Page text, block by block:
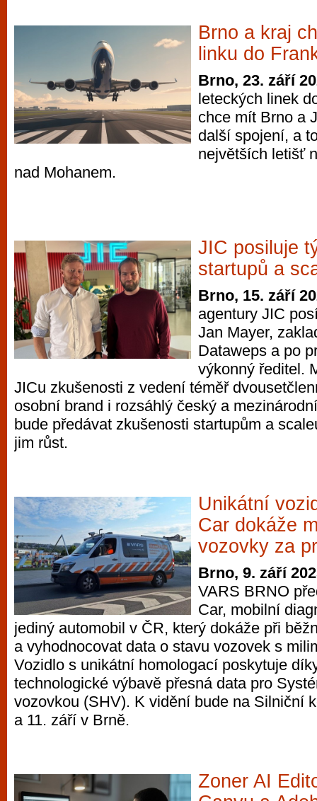
Brno a kraj
linku do
Brno, 23. září
leteckých linek
chce mít Brno a
další spojení, a
největších letišť
nad Mohanem.
JIC posiluje
startupů a
Brno, 15. září
agentury JIC
Jan Mayer,
Dataweps a po
výkonný ředitel.
JICu zkušenosti z vedení téměř
osobní brand i rozsáhlý český a
bude předávat zkušenosti startupům a
jim růst.
Unikátní
Car dokáže
vozovky za
Brno, 9. září
VARS BRNO
Car, mobilní
jediný automobil v ČR, který dokáže při
a vyhodnocovat data o stavu vozovek s
Vozidlo s unikátní homologací poskytuje
technologické výbavě přesná data pro
vozovkou (SHV). K vidění bude na Silniční
a 11. září v Brně.
Zoner AI